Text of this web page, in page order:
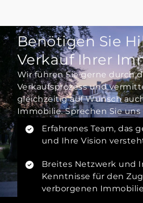
Benötigen Sie
Verkauf Ihrer
Wir führen Sie gerne durch
Verkaufsprozess und
gleichzeitig auf Wunsch
Immobilie. Sprechen Sie uns
Erfahrenes Team, das
und Ihre Vision
Breites Netzwerk und
Kenntnisse für den
verborgenen